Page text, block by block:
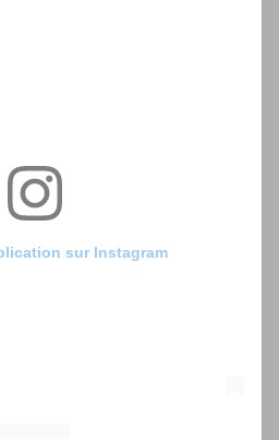
sur Instagram